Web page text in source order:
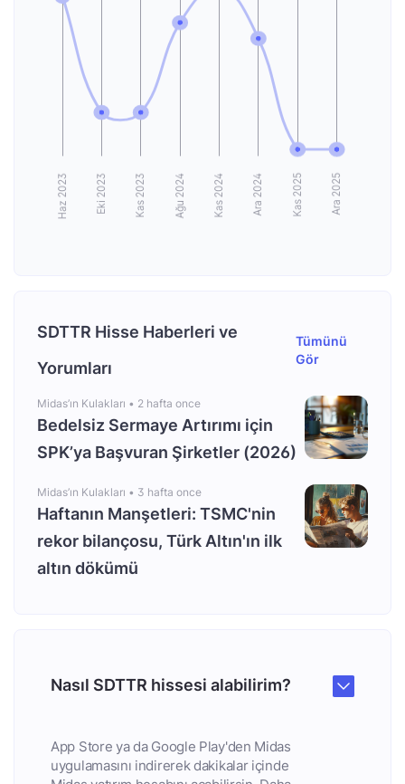
SDTTR Hisse Haberleri ve
Yorumları
Tümünü
Gör
Midas’ın Kulakları • 2 hafta once
Bedelsiz Sermaye Artırımı için
SPK’ya Başvuran Şirketler (2026)
Midas’ın Kulakları • 3 hafta once
Haftanın Manşetleri: TSMC'nin
rekor bilançosu, Türk Altın'ın ilk
altın dökümü
Nasıl SDTTR hissesi alabilirim?
App Store ya da Google Play'den Midas
uygulamasını indirerek dakikalar içinde